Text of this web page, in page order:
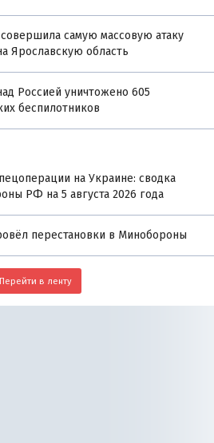
самую массовую атаку
Ярославскую область
Россией уничтожено 605
беспилотников
на Украине: сводка
РФ на 5 августа 2026 года
перестановки в Минобороны
Перейти в ленту